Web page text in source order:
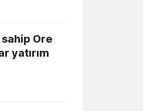
Ore
yatırım